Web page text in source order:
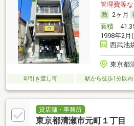
管理費等な
2ヶ月
面積
1998年2月
西武池
東京都
即引き渡し可 駅から徒歩1分以内
貸店舗・事務所
東京都清瀬市元町１丁目